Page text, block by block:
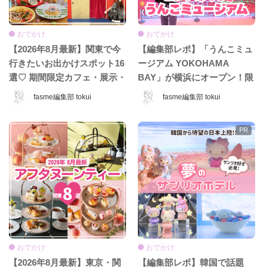
fasme編集部 tokui
おでかけ
【2026年8月最新】関東で今
行きたいお出かけスポット16
選♡ 期間限定カフェ・展示・
POPUPまとめ
fasme編集部 tokui
おでかけ
【編集部レポ】「うんこミュ
ージアム YOKOHAMA
BAY」が横浜にオープン！限
定コンテンツ＆グッズをひと
足先に体験♡
おでかけ
【2026年8月最新】東京・関
おでかけ
【編集部レポ】韓国で話題